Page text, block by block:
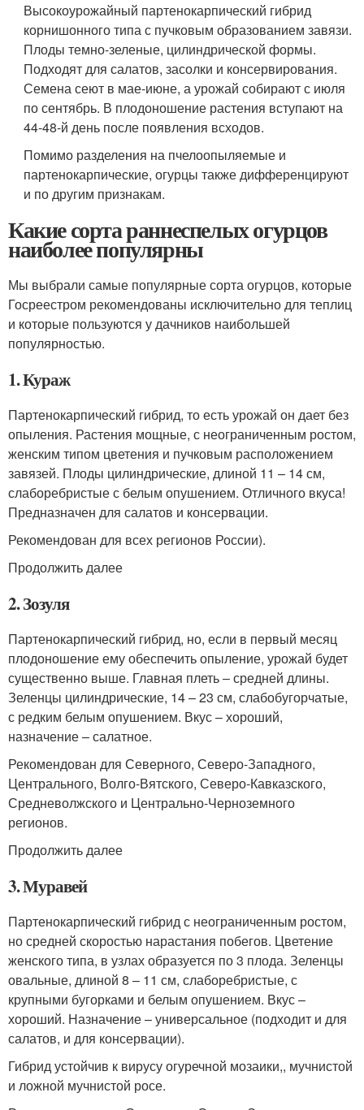
Высокоурожайный партенокарпический гибрид
корнишонного типа с пучковым образованием завязи.
Плоды темно-зеленые, цилиндрической формы.
Подходят для салатов, засолки и консервирования.
Семена сеют в мае-июне, а урожай собирают с июля
по сентябрь. В плодоношение растения вступают на
44-48-й день после появления всходов.
Помимо разделения на пчелоопыляемые и
партенокарпические, огурцы также дифференцируют
и по другим признакам.
Какие сорта раннеспелых огурцов
наиболее популярны
Мы выбрали самые популярные сорта огурцов, которые
Госреестром рекомендованы исключительно для теплиц
и которые пользуются у дачников наибольшей
популярностью.
1. Кураж
Партенокарпический гибрид, то есть урожай он дает без
опыления. Растения мощные, с неограниченным ростом,
женским типом цветения и пучковым расположением
завязей. Плоды цилиндрические, длиной 11 – 14 см,
слаборебристые с белым опушением. Отличного вкуса!
Предназначен для салатов и консервации.
Рекомендован для всех регионов России).
Продолжить далее
2. Зозуля
Партенокарпический гибрид, но, если в первый месяц
плодоношение ему обеспечить опыление, урожай будет
существенно выше. Главная плеть – средней длины.
Зеленцы цилиндрические, 14 – 23 см, слабобугорчатые,
с редким белым опушением. Вкус – хороший,
назначение – салатное.
Рекомендован для Северного, Северо-Западного,
Центрального, Волго-Вятского, Северо-Кавказского,
Средневолжского и Центрально-Черноземного
регионов.
Продолжить далее
3. Муравей
Партенокарпический гибрид с неограниченным ростом,
но средней скоростью нарастания побегов. Цветение
женского типа, в узлах образуется по 3 плода. Зеленцы
овальные, длиной 8 – 11 см, слаборебристые, с
крупными бугорками и белым опушением. Вкус –
хороший. Назначение – универсальное (подходит и для
салатов, и для консервации).
Гибрид устойчив к вирусу огуречной мозаики,, мучнистой
и ложной мучнистой росе.